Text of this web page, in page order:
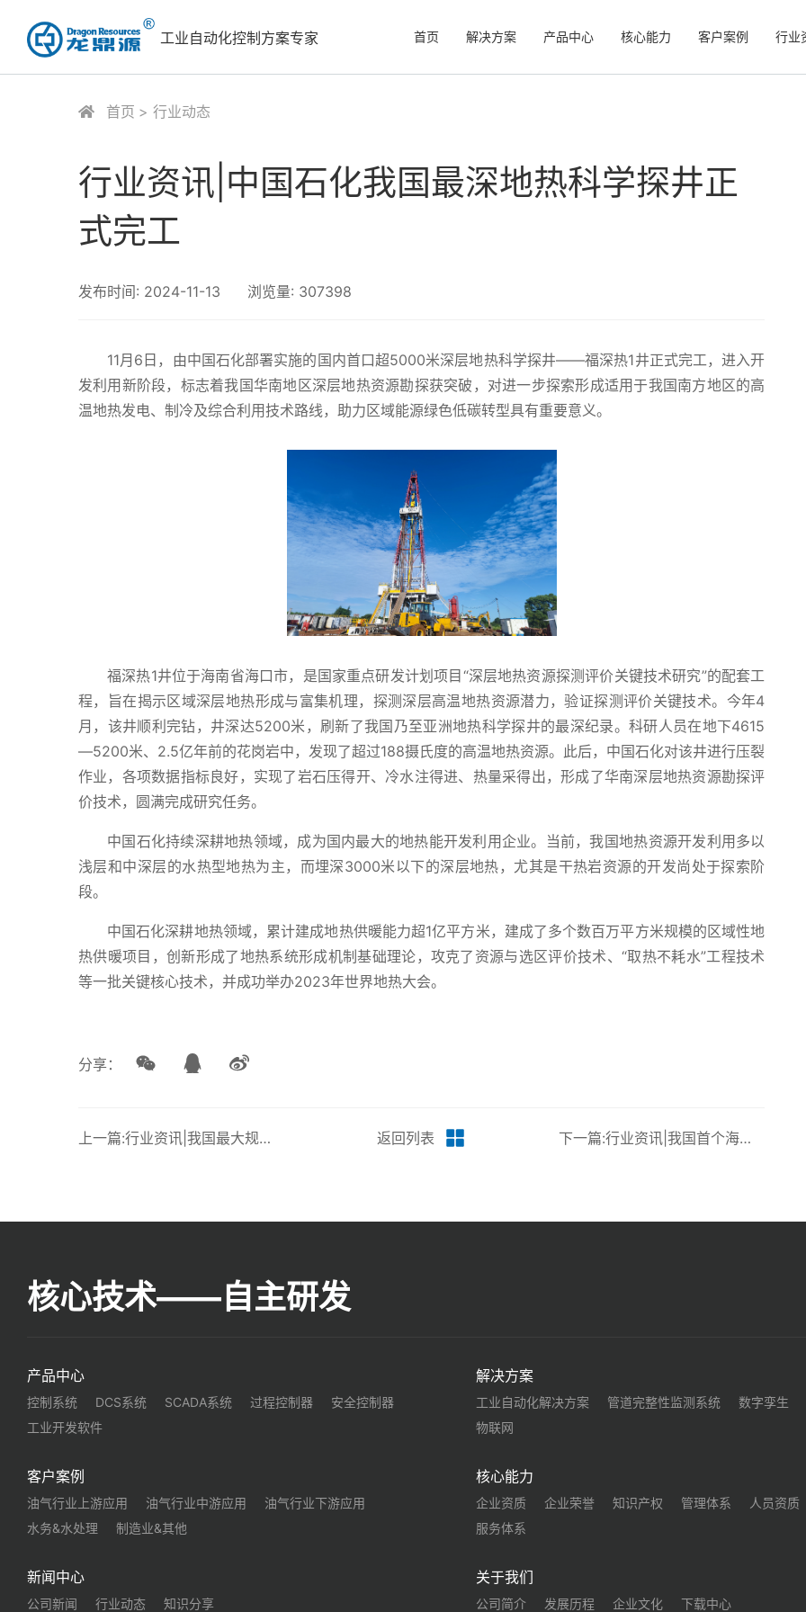
工业自动化控制方案专家 首页 解决方案 产品中心 核心能力 客户案例 行业
首页 行业动态
行业资讯|中国石化我国最深地热科学探井正
式完工
发布时间: 2024-11-13 浏览量: 307398
11月6日，由中国石化部署实施的国内首口超5000米深层地热科学探井——福深热1井正式完工，进入开
发利用新阶段，标志着我国华南地区深层地热资源勘探获突破，对进一步探索形成适用于我国南方地区的高
温地热发电、制冷及综合利用技术路线，助力区域能源绿色低碳转型具有重要意义。
福深热1井位于海南省海口市，是国家重点研发计划项目“深层地热资源探测评价关键技术研究”的配套工
程，旨在揭示区域深层地热形成与富集机理，探测深层高温地热资源潜力，验证探测评价关键技术。今年4
月，该井顺利完钻，井深达5200米，刷新了我国乃至亚洲地热科学探井的最深纪录。科研人员在地下4615
—5200米、2.5亿年前的花岗岩中，发现了超过188摄氏度的高温地热资源。此后，中国石化对该井进行压裂
作业，各项数据指标良好，实现了岩石压得开、冷水注得进、热量采得出，形成了华南深层地热资源勘探评
价技术，圆满完成研究任务。
中国石化持续深耕地热领域，成为国内最大的地热能开发利用企业。当前，我国地热资源开发利用多以
浅层和中深层的水热型地热为主，而埋深3000米以下的深层地热，尤其是干热岩资源的开发尚处于探索阶
段。
中国石化深耕地热领域，累计建成地热供暖能力超1亿平方米，建成了多个数百万平方米规模的区域性地
热供暖项目，创新形成了地热系统形成机制基础理论，攻克了资源与选区评价技术、“取热不耗水”工程技术
等一批关键核心技术，并成功举办2023年世界地热大会。
分享：
上一篇:行业资讯|我国最大规模海上油田群岸电工程项目全面竣工 返回列表 下一篇:行业资讯|我国首个海洋油气装备制造“智能工厂”全面投产
核心技术——自主研发
产品中心
控制系统 DCS系统 SCADA系统 过程控制器
安全控制器
工业开发软件
解决方案
工业自动化解决方案 管道完整性监测系统
数字孪生
物联网
客户案例
油气行业上游应用 油气行业中游应用
油气行业下游应用
水务&水处理
制造业&其他
核心能力
企业资质 企业荣誉 知识产权 管理体系
人员资质
服务体系
新闻中心
公司新闻 行业动态 知识分享
关于我们
公司简介 发展历程 企业文化 下载中心